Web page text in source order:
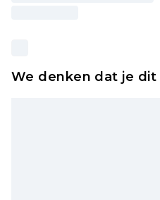
We denken dat je